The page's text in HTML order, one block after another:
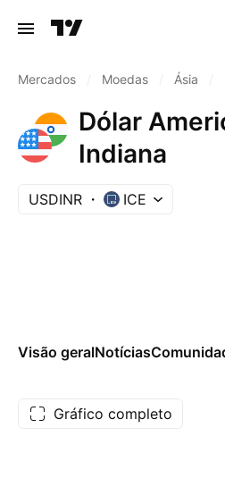
Mercados Moedas Ásia
Dólar
Indiana
USDINR ICE
Visão geralNotícias
Gráfico completo